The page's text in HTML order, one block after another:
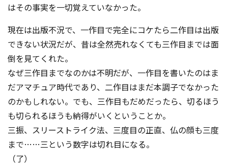
はその事実を一切覚えていなかった。
現在は出版不況で、一作目で完全にコケたら二作目は出版
できない状況だが、昔は全然売れなくても三作目までは面
倒を見てくれた。
なぜ三作目までなのかは不明だが、一作目を書いたのはま
だアマチュア時代であり、二作目はまだ本調子でなかった
のかもしれない。 でも、三作目もだめだったら、切るほう
も切られるほうも納得がいくということか。
三振、スリーストライク法、三度目の正直、仏の顔も三度
まで……三という数字は切れ目になる。
（了）